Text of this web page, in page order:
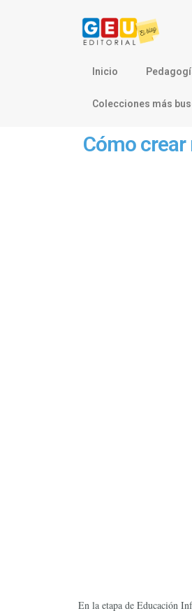
Inicio
Colecciones más
Cómo crear
En la etapa de Educación